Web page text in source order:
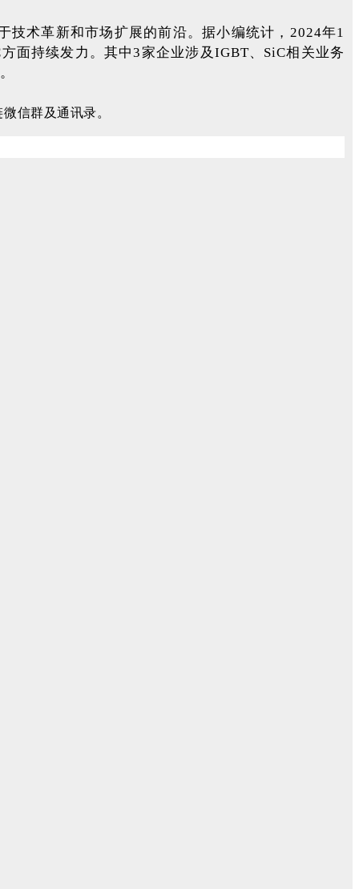
技术革新和市场扩展的前沿。据小编统计，2024年1
面持续发力。其中3家企业涉及IGBT、SiC相关业务
信群及通讯录。